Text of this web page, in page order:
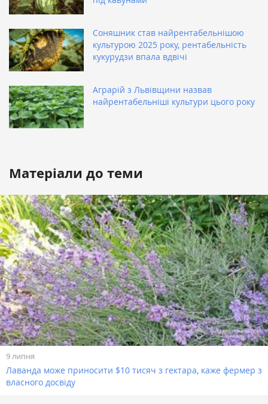
Соняшник став найрентабельнішою
культурою 2025 року, рентабельність
кукурудзи впала вдвічі
Аграрій з Львівщини назвав
найрентабельніші культури цього року
Матеріали до теми
9 липня
Лаванда може приносити $10 тисяч з гектара, каже фермер з
власного досвіду